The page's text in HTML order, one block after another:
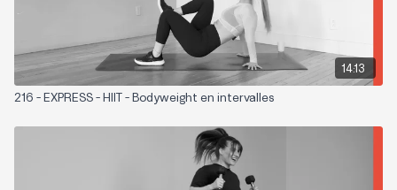
14:13
216 - EXPRESS - HIIT - Bodyweight en intervalles